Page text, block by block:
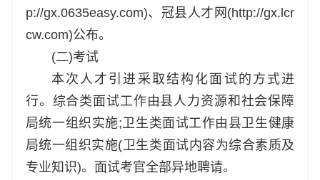
p://gx.0635easy.com)、冠县人才网(http://gx.lcr
cw.com)公布。
(二)考试
本次人才引进采取结构化面试的方式进
行。综合类面试工作由县人力资源和社会保障
局统一组织实施;卫生类面试工作由县卫生健康
局统一组织实施(卫生类面试内容为综合素质及
专业知识)。面试考官全部异地聘请。